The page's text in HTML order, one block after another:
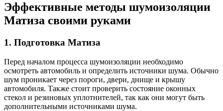
Эффективные методы шумоизоляции
Матиза своими руками
1. Подготовка Матиза
Перед началом процесса шумоизоляции необходимо
осмотреть автомобиль и определить источники шума. Обычно
шум проникает через пороги, двери, днище и крышу
автомобиля. Также стоит проверить состояние оконных
стекол и резиновых уплотнителей, так как они могут быть
дополнительными источниками шума.